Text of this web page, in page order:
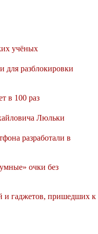
учёных
для разблокировки
в 100 раз
Люльки
разработали в
очки без
и гаджетов, пришедших к